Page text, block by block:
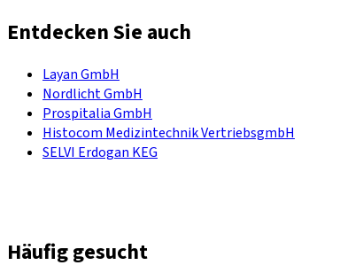
Entdecken Sie auch
Layan GmbH
Nordlicht GmbH
Prospitalia GmbH
Histocom Medizintechnik VertriebsgmbH
SELVI Erdogan KEG
Häufig gesucht